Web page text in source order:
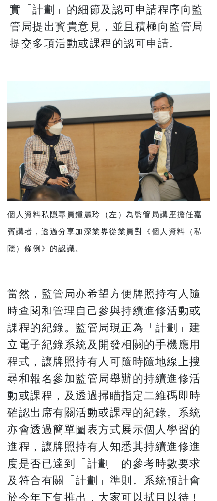
實「計劃」的細節及認可申請程序向監
管局提出寳貴意見，並且積極向監管局
提交多項活動或課程的認可申請。
個人資料私隱專員鍾麗玲（左）為監管局講座擔任嘉
賓講者，透過分享加深業界從業員對《個人資料（私
隱）條例》的認識。
當然，監管局亦希望方便牌照持有人隨
時查閱和管理自己參與持續進修活動或
課程的紀錄。監管局現正為「計劃」建
立電子紀錄系統及開發相關的手機應用
程式，讓牌照持有人可隨時隨地線上搜
尋和報名參加監管局舉辦的持續進修活
動或課程，及透過掃瞄指定二維碼即時
確認出席有關活動或課程的紀錄。系統
亦會透過簡單圖表方式展示個人學習的
進程，讓牌照持有人知悉其持續進修進
度是否已達到「計劃」的參考時數要求
及符合有關「計劃」準則。系統預計會
於今年下旬推出，大家可以拭目以待！